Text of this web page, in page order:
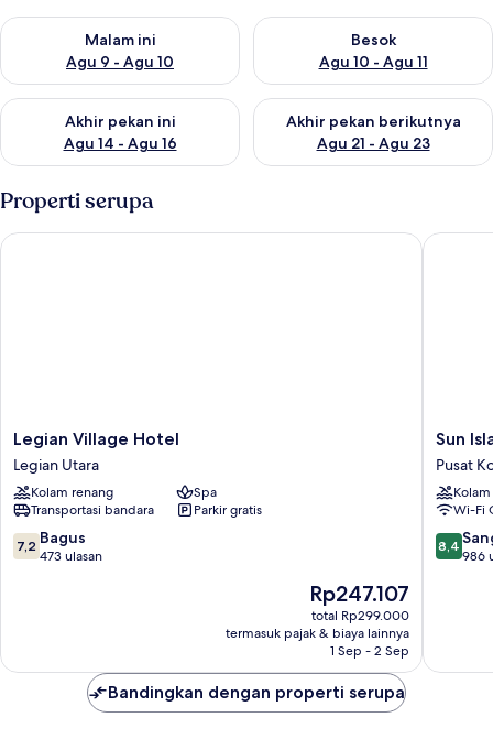
Malam ini
Agu 9 - Agu 10
Periksa ketersediaan untuk malam ini Agu 9 - Agu 10
Besok
Agu 10 - Agu 11
Periksa ketersediaan untuk
Akhir pekan ini
Agu 14 - Agu 16
Periksa ketersediaan untuk akhir pekan ini Agu 14 - Agu 16
Akhir pekan berikutnya
Agu 21 - Agu 23
Periksa ketersediaan untuk
Properti serupa
Legian
Village
Hotel
Legian
Utara
Legian Village Hotel
Legian Utara
Kolam renang
Spa
Transportasi bandara
Parkir gratis
7.2
dari
7,2 Bagus
473 ulasan
Harga
sekarang
Rp247.107
Rp247.107
total Rp299.000
termasuk pajak & biaya lainnya
1 Sep - 2 Sep
Legian Village Hotel
Sun
Island
Hotel
&
Spa
Legian
Pusat
Sun
Pusat
Wi-Fi
8.4
dari
8,4
986
Sun
Bandingkan dengan properti serupa